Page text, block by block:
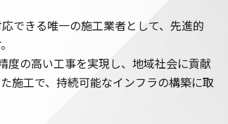
できる唯一の施工業者として、先進的
度の高い工事を実現し、地域社会に貢献
施工で、持続可能なインフラの構築に取